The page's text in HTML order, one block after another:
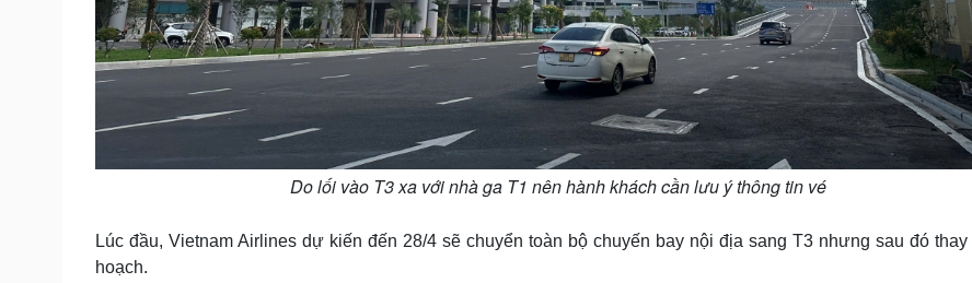
Do lối vào T3 xa với nhà ga T1 nên hành khách cần lưu ý thông tin vé
Lúc đầu, Vietnam Airlines dự kiến đến 28/4 sẽ chuyển toàn bộ chuyến bay nội địa sang T3 nhưng sau đó
hoạch.